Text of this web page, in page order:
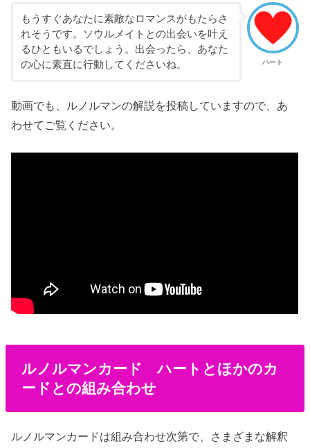
ハート
もうすぐあなたに素敵なロマンスがもたらさ
れそうです。ソウルメイトとの出会いを叶え
るひともいるでしょう。出会ったら、あなた
の心に素直に行動してくださいね。
動画でも、ルノルマンの解説を投稿していますので、あ
わせてご覧ください。
ルノルマンカード ハートとほかのカ
ードとの組み合わせ
ルノルマンカードは組み合わせ次第で、さまざまな解釈